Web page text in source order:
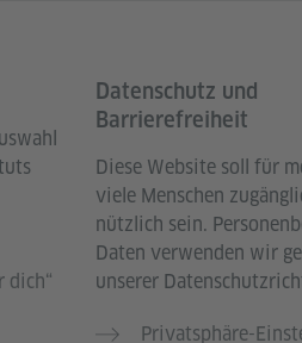
dich“
Datenschutz und
Barrierefreiheit
Diese Website soll für
viele Menschen
nützlich sein.
Daten verwenden wir
unserer
Privatsphäre-